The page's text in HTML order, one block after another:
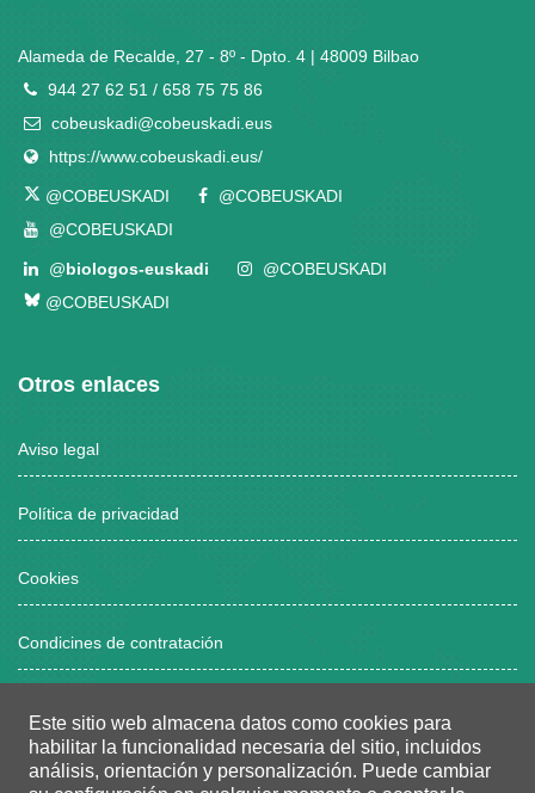
Este sitio web almacena datos como cookies para
habilitar la funcionalidad necesaria del sitio, incluidos
análisis, orientación y personalización. Puede cambiar
Alameda de Recalde, 27 - 8º - Dpto. 4 | 48009 Bilbao
944 27 62 51 / 658 75 75 86
cobeuskadi@cobeuskadi.eus
https://www.cobeuskadi.eus/
@COBEUSKADI
@COBEUSKADI
@COBEUSKADI
@biologos-euskadi
@COBEUSKADI
@COBEUSKADI
Otros enlaces
Aviso legal
Política de privacidad
Cookies
Condicines de contratación
Horario atención al público
Lunes a viernes, de 8:00 a 15:00 horas